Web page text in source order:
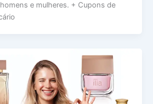
e mulheres. + Cupons de